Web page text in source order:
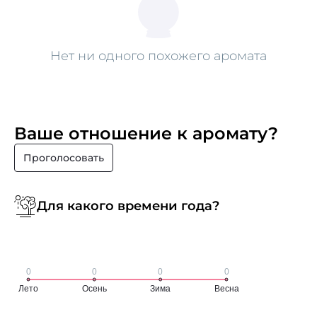
Нет ни одного похожего аромата
Ваше отношение к аромату?
Проголосовать
Для какого времени года?